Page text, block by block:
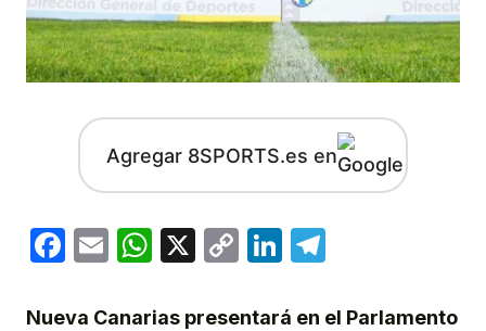
Agregar 8SPORTS.es en
Facebook
EmailWhatsApp
X
CopyLinkedIn
Nueva Canarias presentará en el Parlamento